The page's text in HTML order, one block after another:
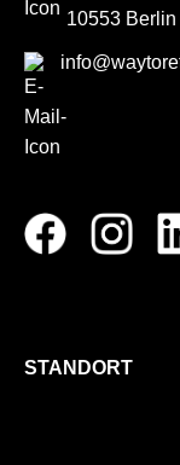
10553 Berlin
STANDORT